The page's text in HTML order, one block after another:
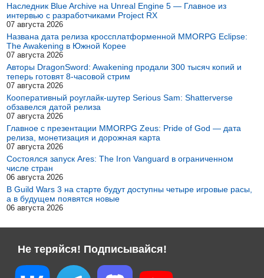
Наследник Blue Archive на Unreal Engine 5 — Главное из
интервью с разработчиками Project RX
07 августа 2026
Названа дата релиза кроссплатформенной MMORPG Eclipse:
The Awakening в Южной Корее
07 августа 2026
Авторы DragonSword: Awakening продали 300 тысяч копий и
теперь готовят 8-часовой стрим
07 августа 2026
Кооперативный роуглайк-шутер Serious Sam: Shatterverse
обзавелся датой релиза
07 августа 2026
Главное с презентации MMORPG Zeus: Pride of God — дата
релиза, монетизация и дорожная карта
07 августа 2026
Состоялся запуск Ares: The Iron Vanguard в ограниченном
числе стран
06 августа 2026
В Guild Wars 3 на старте будут доступны четыре игровые расы,
а в будущем появятся новые
06 августа 2026
Не теряйся! Подписывайся!